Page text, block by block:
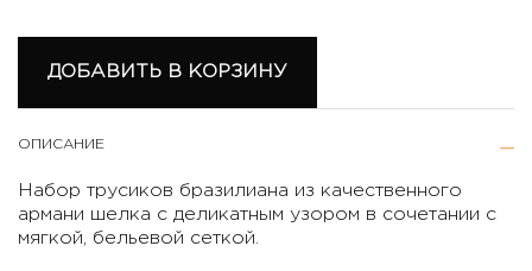
ДОБАВИТЬ В КОРЗИНУ
ОПИСАНИЕ
Набор трусиков бразилиана из качественного
армани шелка с деликатным узором в сочетании с
мягкой, бельевой сеткой.